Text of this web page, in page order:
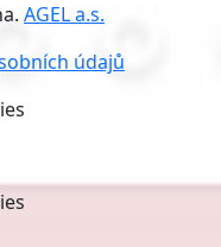
AGEL a.s.
údajů